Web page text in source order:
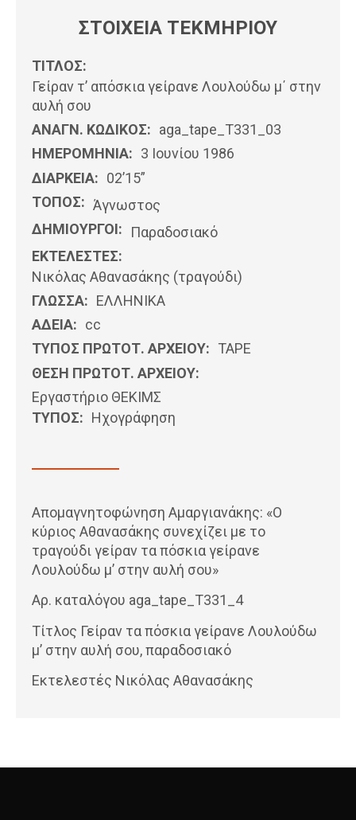
ΣΤΟΙΧΕΙΑ ΤΕΚΜΗΡΙΟΥ
ΤΙΤΛΟΣ:
Γείραν τ’ απόσκια γείρανε Λουλούδω μ΄ στην
αυλή σου
ΑΝΑΓΝ. ΚΩΔΙΚΟΣ: aga_tape_T331_03
ΗΜΕΡΟΜΗΝΊΑ: 3 Ιουνίου 1986
ΔΙΑΡΚΕΙΑ: 02’15”
ΤΟΠΟΣ: Άγνωστος
ΔΗΜΙΟΥΡΓΟΙ:
Παραδοσιακό
ΕΚΤΕΛΕΣΤΕΣ:
Νικόλας Αθανασάκης (τραγούδι)
ΓΛΩΣΣΑ: ΕΛΛΗΝΙΚΆ
ΑΔΕΙΑ: cc
ΤΥΠΟΣ ΠΡΩΤΟΤ. ΑΡΧΕΙΟΥ: ΤΑΡΕ
ΘΕΣΗ ΠΡΩΤΟΤ. ΑΡΧΕΙΟΥ:
Εργαστήριο ΘΕΚΙΜΣ
ΤΥΠΟΣ: Ηχογράφηση
Απομαγνητοφώνηση Αμαργιανάκης: «Ο
κύριος Αθανασάκης συνεχίζει με το
τραγούδι γείραν τα πόσκια γείρανε
Λουλούδω μ’ στην αυλή σου»
Αρ. καταλόγου aga_tape_T331_4
Τίτλος Γείραν τα πόσκια γείρανε Λουλούδω
μ’ στην αυλή σου, παραδοσιακό
Εκτελεστές Νικόλας Αθανασάκης